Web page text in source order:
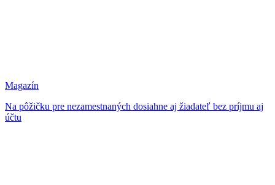
Magazín
Na pôžičku pre nezamestnaných dosiahne aj žiadateľ bez príjmu aj
účtu